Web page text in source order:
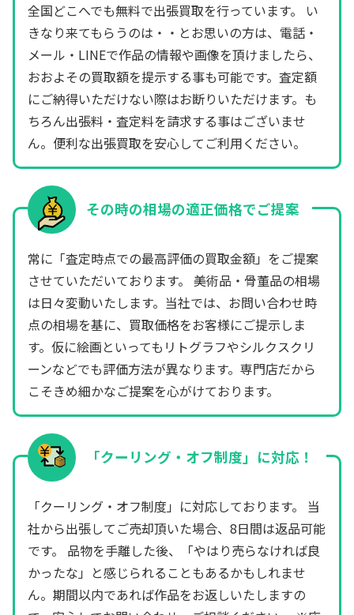
全国どこへでも無料で出張買取を行っています。 い
きなり来てもらうのは・・とお思いの方は、電話・
メール・LINEで作品の情報や画像を頂けましたら、
おおよその買取額を提示する事も可能です。査定額
にご納得いただけない際はお断りいただけます。も
ちろん出張料・査定料を請求する事はございませ
ん。便利な出張買取を安心してご利用ください。
その時の相場の適正価格でご提案
常に「査定時点での最高評価の買取金額」をご提案
させていただいております。 美術品・骨董品の相場
は日々変動いたします。当社では、お問い合わせ時
点の相場を基に、買取価格をお客様にご提示しま
す。仮に絵画といってもリトグラフやシルクスクリ
ーンなどでも評価方法が異なります。専門店だから
こそきめ細かなご提案を心がけております。
「クーリング・オフ制度」に対応！
「クーリング・オフ制度」に対応しております。 当
社から出張してご売却頂いた場合、8日間は返品可能
です。 品物を手離した後、「やはり売らなければ良
かったな」と感じられることもあるかもしれませ
ん。期間以内であれば作品をお返しいたしますの